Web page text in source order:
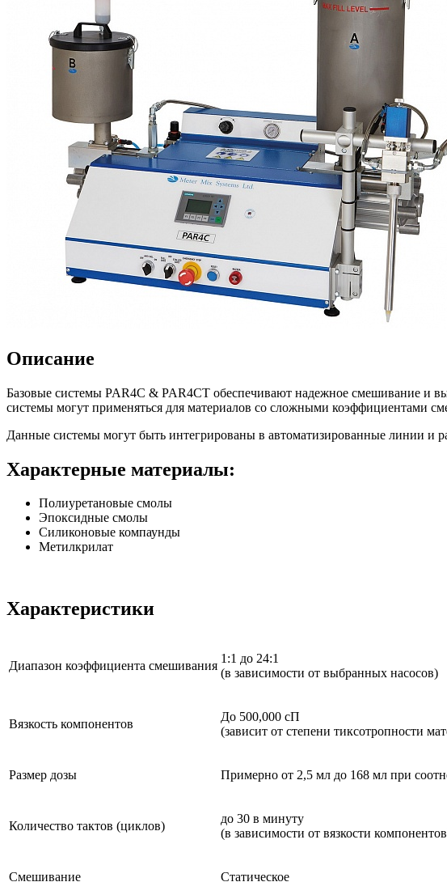
Описание
Базовые системы PAR4С & PAR4CT обеспечивают надежное смешивание и
системы могут применяться для материалов со сложными коэффициентами
Данные системы могут быть интегрированы в автоматизированные линии и
Характерные материалы:
Полиуретановые смолы
Эпоксидные смолы
Силиконовые компаунды
Метилкрилат
Характеристики
Диапазон коэффициента смешивания
1:1 до 24:1
(в зависимости от выбранных насосов)
Вязкость компонентов
До 500,000 сП
(зависит от степени тиксотропности
Размер дозы Примерно от 2,5 мл до 168 мл при
Количество тактов (циклов)
до 30 в минуту
(в зависимости от вязкости
Смешивание Статическое